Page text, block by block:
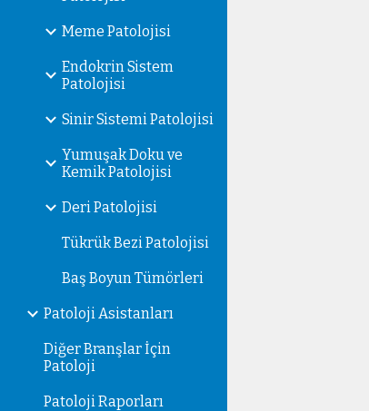
Meme Patolojisi
Endokrin Sistem
Patolojisi
Sinir Sistemi Patolojisi
Yumuşak Doku ve
Kemik Patolojisi
Deri Patolojisi
Tükrük Bezi Patolojisi
Baş Boyun Tümörleri
Patoloji Asistanları
Diğer Branşlar İçin
Patoloji
Patoloji Raporları